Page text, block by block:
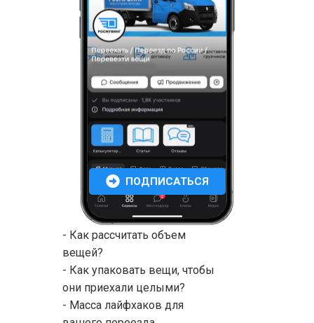
- Как рассчитать объем
вещей?
- Как упаковать вещи, чтобы
они приехали целыми?
- Масса лайфхаков для
ПОДПИСАТЬСЯ